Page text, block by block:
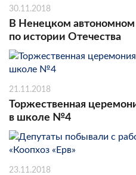
30.11.2018
В Ненецком автономном
по истории Отечества
21.11.2018
Торжественная
в школе №4
23.11.2018